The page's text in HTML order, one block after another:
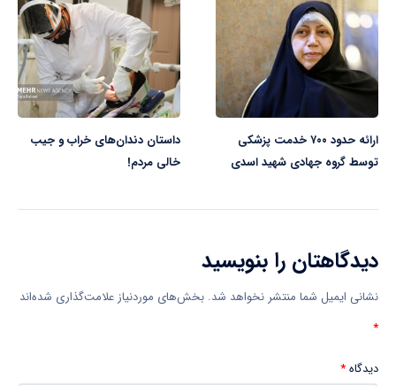
ارائه حدود ۷۰۰ خدمت پزشکی
توسط گروه جهادی شهید اسدی
داستان دندان‌های خراب و جیب
خالی مردم!
دیدگاهتان را بنویسید
نشانی ایمیل شما منتشر نخواهد شد. بخش‌های موردنیاز علامت‌گذاری شده‌اند
*
دیدگاه*